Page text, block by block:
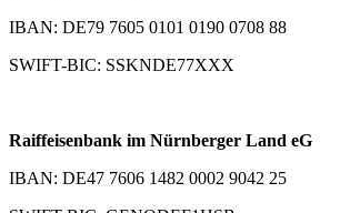
IBAN: DE79 7605 0101 0190 0708 88
SWIFT-BIC: SSKNDE77XXX
Raiffeisenbank im Nürnberger Land eG
IBAN: DE47 7606 1482 0002 9042 25